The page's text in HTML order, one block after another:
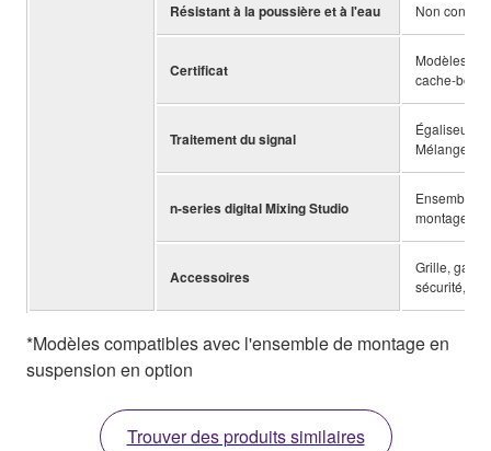
Résistant à la poussière et à l'eau Non
Certificat
Modèles
cache-
Traitement du signal
Égaliseur/
Mélangeur,
n-series digital Mixing Studio
Ensemble
montage en
Accessoires
Grille,
sécurité,
*Modèles compatibles avec l'ensemble de montage en
suspension en option
Trouver des produits similaires